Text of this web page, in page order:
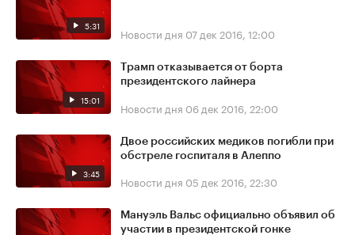
5:31 Новости дня 07 дек 2016, 12:00
15:01
Трамп отказывается от борта
президентского лайнера
Новости дня 06 дек 2016, 22:00
3:45
Двое российских медиков погибли при
обстреле госпиталя в Алеппо
Новости дня 05 дек 2016, 22:30
Мануэль Вальс официально объявил об
участии в президентской гонке